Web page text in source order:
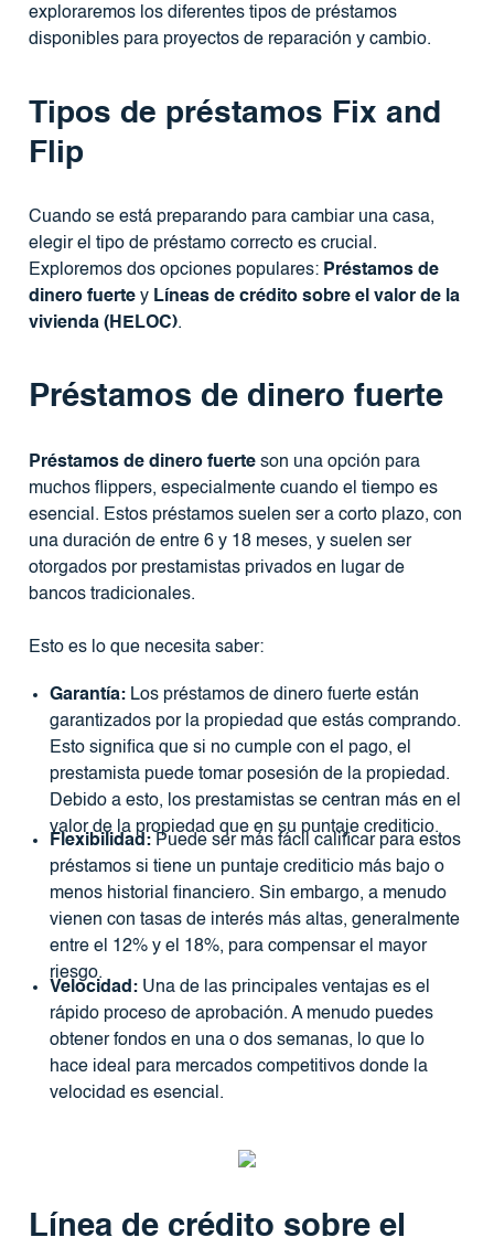
exploraremos los diferentes tipos de préstamos
disponibles para proyectos de reparación y cambio.
Tipos de préstamos Fix and
Flip
Cuando se está preparando para cambiar una casa,
elegir el tipo de préstamo correcto es crucial.
Exploremos dos opciones populares: Préstamos de
dinero fuertey Líneas de crédito sobre el valor de la
vivienda (HELOC).
Préstamos de dinero fuerte
Préstamos de dinero fuerteson una opción para
muchos flippers, especialmente cuando el tiempo es
esencial. Estos préstamos suelen ser a corto plazo, con
una duración de entre 6 y 18 meses, y suelen ser
otorgados por prestamistas privados en lugar de
bancos tradicionales.
Esto es lo que necesita saber:
Garantía:Los préstamos de dinero fuerte están
garantizados por la propiedad que estás comprando.
Esto significa que si no cumple con el pago, el
prestamista puede tomar posesión de la propiedad.
Debido a esto, los prestamistas se centran más en el
valor de la propiedad que en su puntaje crediticio.
Flexibilidad:Puede ser más fácil calificar para estos
préstamos si tiene un puntaje crediticio más bajo o
menos historial financiero. Sin embargo, a menudo
vienen con tasas de interés más altas, generalmente
entre el 12% y el 18%, para compensar el mayor
riesgo.
Velocidad:Una de las principales ventajas es el
rápido proceso de aprobación. A menudo puedes
obtener fondos en una o dos semanas, lo que lo
hace ideal para mercados competitivos donde la
velocidad es esencial.
Línea de crédito sobre el